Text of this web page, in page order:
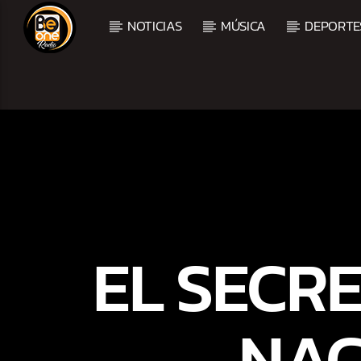
NOTICIAS MÚSICA
EL